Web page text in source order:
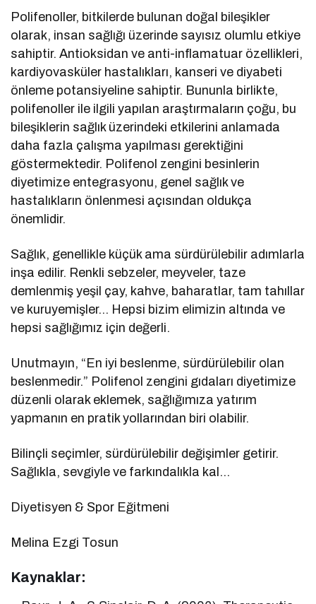
Polifenoller, bitkilerde bulunan doğal bileşikler
olarak, insan sağlığı üzerinde sayısız olumlu etkiye
sahiptir. Antioksidan ve anti-inflamatuar özellikleri,
kardiyovasküler hastalıkları, kanseri ve diyabeti
önleme potansiyeline sahiptir. Bununla birlikte,
polifenoller ile ilgili yapılan araştırmaların çoğu, bu
bileşiklerin sağlık üzerindeki etkilerini anlamada
daha fazla çalışma yapılması gerektiğini
göstermektedir. Polifenol zengini besinlerin
diyetimize entegrasyonu, genel sağlık ve
hastalıkların önlenmesi açısından oldukça
önemlidir.
Sağlık, genellikle küçük ama sürdürülebilir adımlarla
inşa edilir. Renkli sebzeler, meyveler, taze
demlenmiş yeşil çay, kahve, baharatlar, tam tahıllar
ve kuruyemişler… Hepsi bizim elimizin altında ve
hepsi sağlığımız için değerli.
Unutmayın, “En iyi beslenme, sürdürülebilir olan
beslenmedir.” Polifenol zengini gıdaları diyetimize
düzenli olarak eklemek, sağlığımıza yatırım
yapmanın en pratik yollarından biri olabilir.
Bilinçli seçimler, sürdürülebilir değişimler getirir.
Sağlıkla, sevgiyle ve farkındalıkla kal…
Diyetisyen & Spor Eğitmeni
Melina Ezgi Tosun
Kaynaklar: